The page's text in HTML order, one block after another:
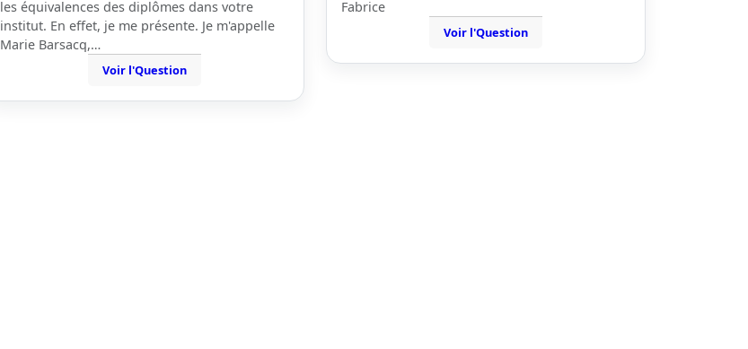
les équivalences des diplômes dans votre
institut. En effet, je me présente. Je m'appelle
Marie Barsacq,…
Voir l'Question
Fabrice
Voir l'Question